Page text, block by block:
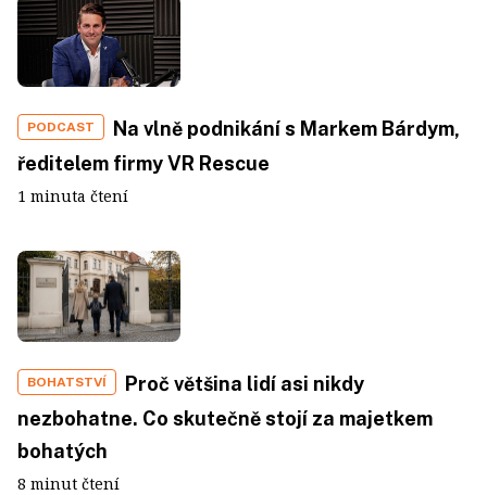
PODCAST
Na vlně podnikání s Markem Bárdym,
ředitelem firmy VR Rescue
1 minuta čtení
BOHATSTVÍ
Proč většina lidí asi nikdy
nezbohatne. Co skutečně stojí za majetkem
bohatých
8 minut čtení